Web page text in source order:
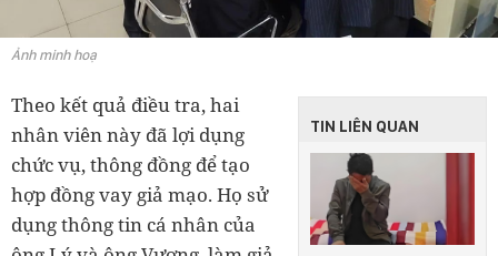
Ảnh minh hoạ
TIN LIÊN QUAN
Theo kết quả điều tra, hai
nhân viên này đã lợi dụng
chức vụ, thông đồng để tạo
hợp đồng vay giả mạo. Họ sử
dụng thông tin cá nhân của